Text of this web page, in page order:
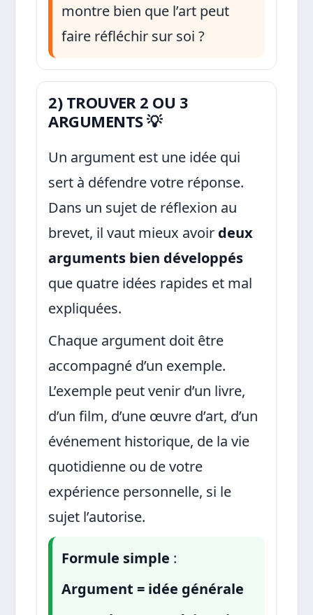
montre bien que l’art peut
faire réfléchir sur soi ?
2) TROUVER 2 OU 3
ARGUMENTS 💡
Un argument est une idée qui
sert à défendre votre réponse.
Dans un sujet de réflexion au
brevet, il vaut mieux avoir deux
arguments bien développés
que quatre idées rapides et mal
expliquées.
Chaque argument doit être
accompagné d’un exemple.
L’exemple peut venir d’un livre,
d’un film, d’une œuvre d’art, d’un
événement historique, de la vie
quotidienne ou de votre
expérience personnelle, si le
sujet l’autorise.
Formule simple :
Argument = idée générale